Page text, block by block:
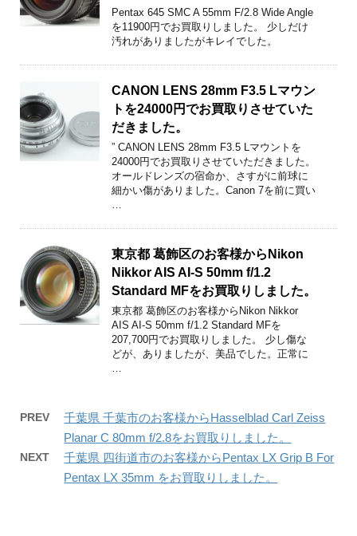
Pentax 645 SMC A 55mm F/2.8 Wide Angle
を11900円でお買取りしました。 少しだけ
汚れがありましたがキレイでした。
CANON LENS 28mm F3.5 Lマウン
トを24000円でお買取りさせていた
だきました。
” CANON LENS 28mm F3.5 Lマウントを
24000円でお買取りさせていただきました。
オールドレンズの宿命か、さすがに前球に
細かい傷がありました。Canon 7を前に買い
東京都 葛飾区のお客様からNikon
Nikkor AIS AI-S 50mm f/1.2
Standard MFをお買取りしました。
東京都 葛飾区のお客様からNikon Nikkor
AIS AI-S 50mm f/1.2 Standard MFを
207,700円でお買取りしました。 少し傷な
どが、ありましたが、美品でした。正常に
PREV
千葉県 千葉市のお客様からHasselblad Carl Zeiss
Planar C 80mm f/2.8をお買取りしました。
NEXT
千葉県 四街道市のお客様からPentax LX Grip B For
Pentax LX 35mm をお買取りしました。